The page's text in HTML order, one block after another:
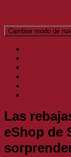
Cambiar modo de
Las
eShop de